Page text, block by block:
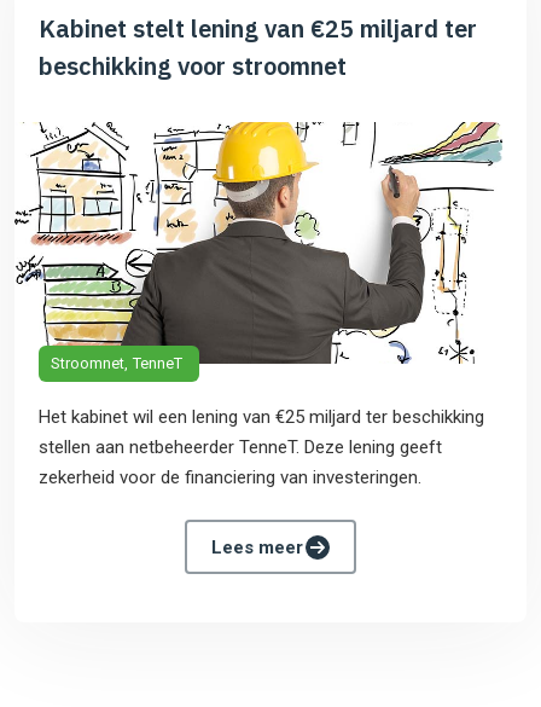
Kabinet stelt lening van €25 miljard ter
beschikking voor stroomnet
Stroomnet TenneT
Het kabinet wil een lening van €25 miljard ter beschikking
stellen aan netbeheerder TenneT. Deze lening geeft
zekerheid voor de financiering van investeringen.
Lees meer